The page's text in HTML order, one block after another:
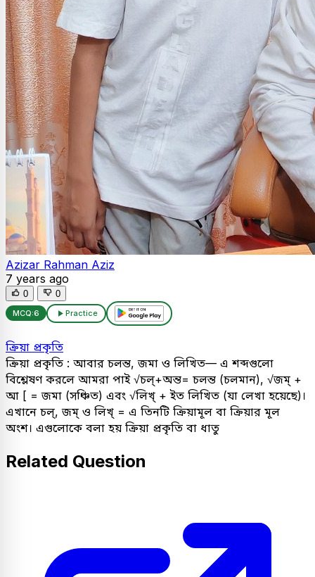
Azizar Rahman Aziz
7 years ago
0 0
MCQ:6 Practice
ক্রিয়া প্রকৃতি
ক্রিয়া প্রকৃতি : আবার চলন্ত, জমা ও লিখিত— এ শব্দগুলো
বিশ্লেষণ করলে আমরা পাই √চল্‌+অন্ত= চলন্ত (চলমান), √জম্ +
আ [ = জমা (সঞ্চিত) এবং √লিখ্ + ইত লিখিত (যা লেখা হয়েছে)।
এখানে চল্, জম্ ও লিখ্ = এ তিনটি ক্রিয়ামূল বা ক্রিয়ার মূল
অংশ। এগুলোকে বলা হয় ক্রিয়া প্রকৃতি বা ধাতু
Related Question